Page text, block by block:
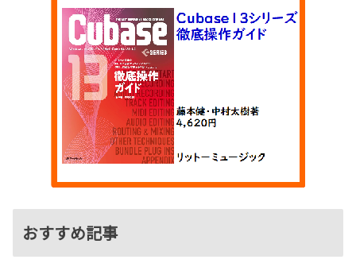
おすすめ記事